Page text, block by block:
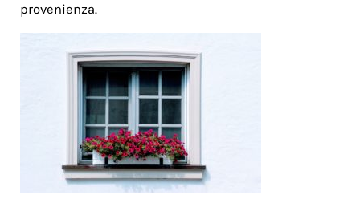
provenienza.